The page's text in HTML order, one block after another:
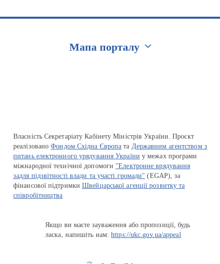
Мапа порталу
Власність Секретаріату Кабінету Міністрів України. Проєкт
реалізованоФондом Східна Європа та Державним агентством з
питань електронного урядування України у межах програми
міжнародної технічної допомоги "Електронне врядування
задля підзвітності влади та участі громади" (EGAP), за
фінансової підтримкиШвейцарської агенції розвитку та
співробітництва
Якщо ви маєте зауваження або пропозиції, будь
ласка, напишіть нам:https://ukc.gov.ua/appeal